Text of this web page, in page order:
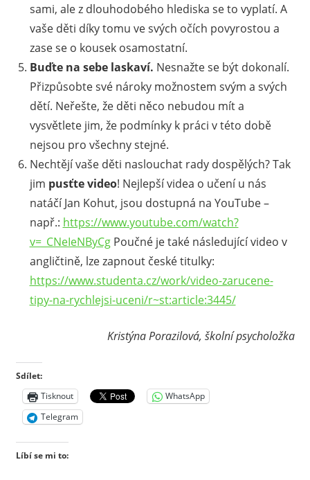
sami, ale z dlouhodobého hlediska se to vyplatí. A
vaše děti díky tomu ve svých očích povyrostou a
zase se o kousek osamostatní.
Buďte na sebe laskaví. Nesnažte se být dokonalí.
Přizpůsobte své nároky možnostem svým a svých
dětí. Neřešte, že děti něco nebudou mít a
vysvětlete jim, že podmínky k práci v této době
nejsou pro všechny stejné.
Nechtějí vaše děti naslouchat rady dospělých? Tak
jim pusťte video! Nejlepší videa o učení u nás
natáčí Jan Kohut, jsou dostupná na YouTube –
např.: https://www.youtube.com/watch?
v=_CNeIeNByCgPoučné je také následující video v
angličtině, lze zapnout české titulky:
https://www.studenta.cz/work/video-zarucene-
tipy-na-rychlejsi-uceni/r~st:article:3445/
Kristýna Porazilová, školní psycholožka
Sdílet:
Tisknout
WhatsApp
Telegram
Líbí se mi to: